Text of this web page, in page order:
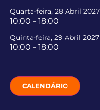
Quarta-feira, 28 Abril 2027
10:00 – 18:00
Quinta-feira, 29 Abril 2027
10:00 – 18:00
CALENDÁRIO